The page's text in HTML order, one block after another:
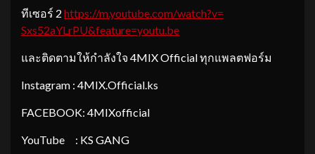
ทีเซอร์ 2 https://m.youtube.com/watch?v=
Sxs52aYLrPU&feature=youtu.be
และติดตามให้กำลังใจ 4MIX Official ทุกแพลตฟอร์ม
Instagram : 4MIX.Official.ks
FACEBOOK: 4MIXofficial
YouTube : KS GANG